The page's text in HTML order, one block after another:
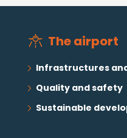
The airport
Infrastructures
Quality and safety
Sustainable